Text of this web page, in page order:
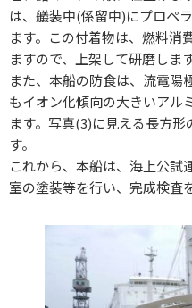
は、艤装中(係留中)にプロペ
ます。この付着物は、燃料消
ますので、上架して研磨します
また、本船の防食は、流電陽
もイオン化傾向の大きいアル
ます。写真(3)に見える長方
す。
これから、本船は、海上公試
室の塗装等を行い、完成検査